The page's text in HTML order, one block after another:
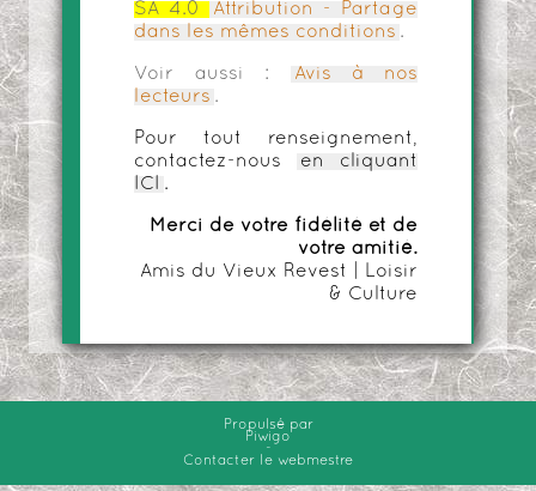
SA 4.0
Attribution - Partage
dans les mêmes conditions .
Voir aussi :
Avis à nos
lecteurs .
Pour tout renseignement,
contactez-nous
en cliquant
ICI
.
Merci de votre fidélité et de
votre amitié.
Amis du Vieux Revest | Loisir
& Culture
Propulsé par
Piwigo
-
Contacter le webmestre